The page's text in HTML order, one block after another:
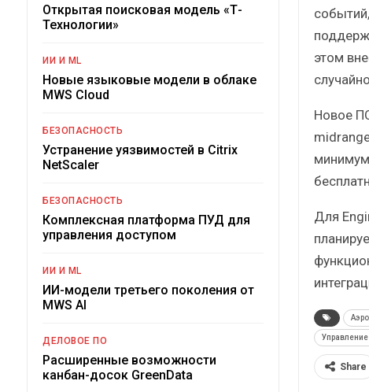
этом
Новое
минимум
Для
Share
Открытая поисковая модель «Т-
Технологии»
ИИ И ML
Новые языковые модели в облаке
MWS Cloud
БЕЗОПАСНОСТЬ
Устранение уязвимостей в Citrix
NetScaler
БЕЗОПАСНОСТЬ
Комплексная платформа ПУД для
управления доступом
ИИ И ML
ИИ-модели третьего поколения от
MWS AI
ДЕЛОВОЕ ПО
Расширенные возможности
канбан-досок GreenData